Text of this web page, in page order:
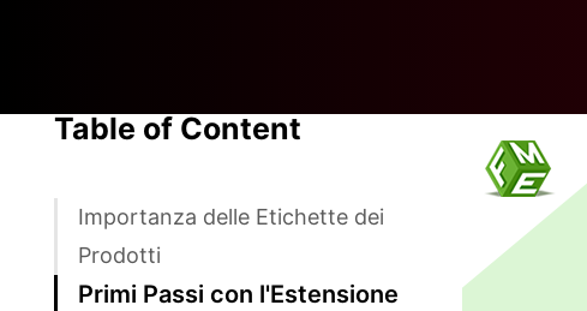
Table of Content
Importanza delle Etichette dei
Prodotti
Primi Passi con l'Estensione